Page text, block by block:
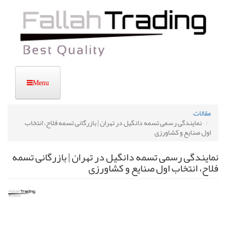
مقالات
نمایندگی رسمی تسمه دانگیل در تهران | بازرگانی تسمه فلاح، انتخاب
اول صنایع و کشاورزی
نمایندگی رسمی تسمه دانگیل در تهران | بازرگانی تسمه
فلاح، انتخاب اول صنایع و کشاورزی